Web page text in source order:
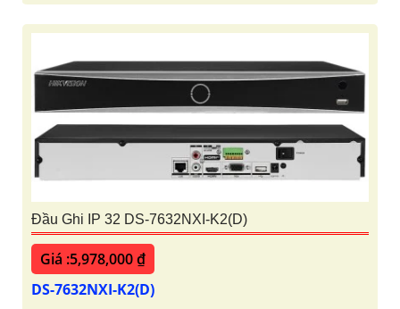
Đầu Ghi IP 32 DS-7632NXI-K2(D)
Giá :5,978,000 ₫
DS-7632NXI-K2(D)